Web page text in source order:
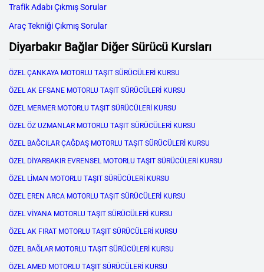
Trafik Adabı Çıkmış Sorular
Araç Tekniği Çıkmış Sorular
Diyarbakır Bağlar Diğer Sürücü Kursları
ÖZEL ÇANKAYA MOTORLU TAŞIT SÜRÜCÜLERİ KURSU
ÖZEL AK EFSANE MOTORLU TAŞIT SÜRÜCÜLERİ KURSU
ÖZEL MERMER MOTORLU TAŞIT SÜRÜCÜLERİ KURSU
ÖZEL ÖZ UZMANLAR MOTORLU TAŞIT SÜRÜCÜLERİ KURSU
ÖZEL BAĞCILAR ÇAĞDAŞ MOTORLU TAŞIT SÜRÜCÜLERİ KURSU
ÖZEL DİYARBAKIR EVRENSEL MOTORLU TAŞIT SÜRÜCÜLERİ KURSU
ÖZEL LİMAN MOTORLU TAŞIT SÜRÜCÜLERİ KURSU
ÖZEL EREN ARCA MOTORLU TAŞIT SÜRÜCÜLERİ KURSU
ÖZEL VİYANA MOTORLU TAŞIT SÜRÜCÜLERİ KURSU
ÖZEL AK FIRAT MOTORLU TAŞIT SÜRÜCÜLERİ KURSU
ÖZEL BAĞLAR MOTORLU TAŞIT SÜRÜCÜLERİ KURSU
ÖZEL AMED MOTORLU TAŞIT SÜRÜCÜLERİ KURSU